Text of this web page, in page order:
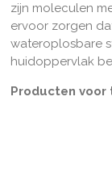
zijn moleculen
ervoor zorgen
wateroplosbare
huidoppervlak
Producten voor